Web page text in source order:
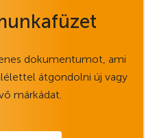
dokumentumot, ami
átgondolni új vagy
márkádat.